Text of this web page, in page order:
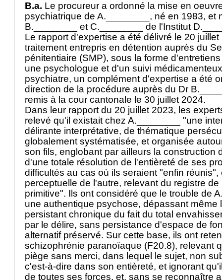
B.a. Le procureur a ordonné la mise en
psychiatrique de A.________, né en 1983, et
B.________ et C.________ de l'Institut
Le rapport d'expertise a été délivré le 20
traitement entrepris en détention auprès du
pénitentiaire (SMP), sous la forme
une psychologue et d'un suivi
psychiatre, un complément d'expertise a été
direction de la procédure auprès du Dr
remis à la cour cantonale le 30 juillet 2024.
Dans leur rapport du 20 juillet 2023, les
relevé qu'il existait chez A.________ "une
délirante interprétative, de thématique
globalement systématisée, et organisée
son fils, englobant par ailleurs la construction
d'une totale résolution de l'entièreté de ses
difficultés au cas où ils seraient "enfin réunis",
perceptuelle de l'autre, relevant du registre
primitive". Ils ont considéré que le trouble de
une authentique psychose, dépassant même
persistant chronique du fait du total
par le délire, sans persistance d'espace de
alternatif préservé. Sur cette base, ils ont
schizophrénie paranoïaque (F20.8), relevant
piège sans merci, dans lequel le sujet, non
c'est-à-dire dans son entièreté, et ignorant
de toutes ses forces, et, sans se reconnaître